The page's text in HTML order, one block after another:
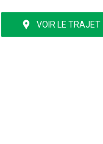
VOIR LE TRAJET